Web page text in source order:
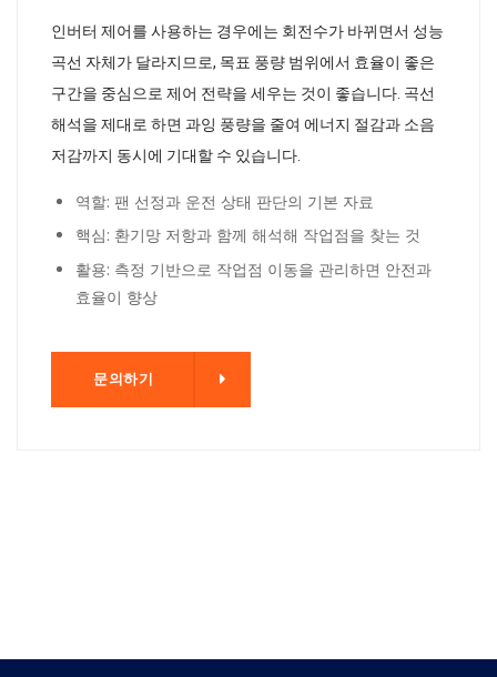
인버터 제어를 사용하는 경우에는 회전수가 바뀌면서 성능
곡선 자체가 달라지므로, 목표 풍량 범위에서 효율이 좋은
구간을 중심으로 제어 전략을 세우는 것이 좋습니다. 곡선
해석을 제대로 하면 과잉 풍량을 줄여 에너지 절감과 소음
저감까지 동시에 기대할 수 있습니다.
역할: 팬 선정과 운전 상태 판단의 기본 자료
핵심: 환기망 저항과 함께 해석해 작업점을 찾는 것
활용: 측정 기반으로 작업점 이동을 관리하면 안전과
효율이 향상
문의하기